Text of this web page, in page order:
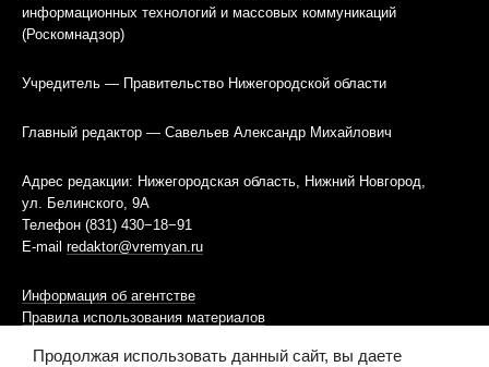
информационных технологий и массовых коммуникаций
(Роскомнадзор)
Учредитель — Правительство Нижегородской области
Главный редактор — Савельев Александр Михайлович
Адрес редакции: Нижегородская область, Нижний Новгород,
ул. Белинского, 9А
Телефон (831) 430−18−91
E-mail redaktor@vremyan.ru
Информация об агентстве
Правила использования материалов
Продолжая использовать данный сайт, вы даете